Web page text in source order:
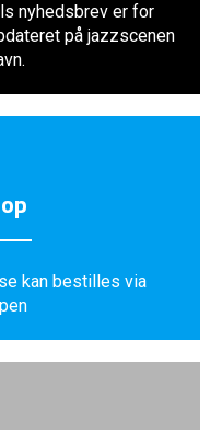
nyhedsbrev er for
på jazzscenen
kan bestilles via